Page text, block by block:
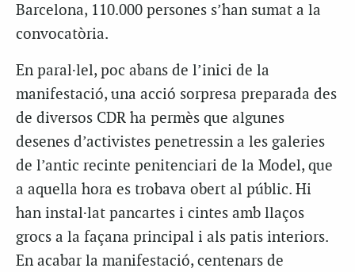
Barcelona, 110.000 persones s’han sumat a la
convocatòria.
En paral·lel, poc abans de l’inici de la
manifestació, una acció sorpresa preparada des
de diversos CDR ha permès que algunes
desenes d’activistes penetressin a les galeries
de l’antic recinte penitenciari de la Model, que
a aquella hora es trobava obert al públic. Hi
han instal·lat pancartes i cintes amb llaços
grocs a la façana principal i als patis interiors.
En acabar la manifestació, centenars de